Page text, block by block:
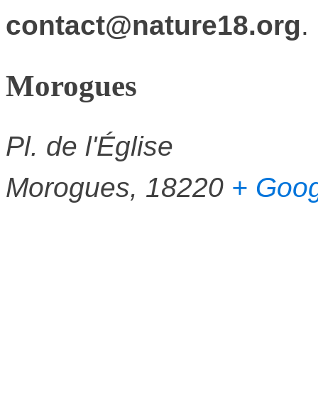
contact@nature18.org.
Morogues
Pl. de l'Église
Morogues, 18220 +